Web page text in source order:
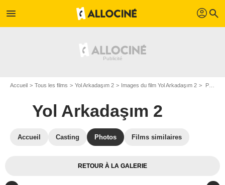
menu profil search
Accueil Tous les films Yol Arkadaşım 2 Images du film Yol Arkadaşım 2 Photo du film Yol Arkadaşım 2 - Photo 3
Yol Arkadaşım 2
Accueil Casting Photos Films similaires
RETOUR À LA GALERIE